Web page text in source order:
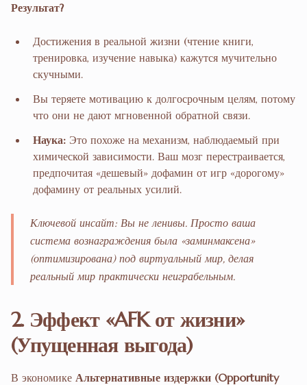
Результат?
Достижения в реальной жизни (чтение книги,
тренировка, изучение навыка) кажутся мучительно
скучными.
Вы теряете мотивацию к долгосрочным целям, потому
что они не дают мгновенной обратной связи.
Наука: Это похоже на механизм, наблюдаемый при
химической зависимости. Ваш мозг перестраивается,
предпочитая «дешевый» дофамин от игр «дорогому»
дофамину от реальных усилий.
Ключевой инсайт: Вы не ленивы. Просто ваша
система вознаграждения была «заминмаксена»
(оптимизирована) под виртуальный мир, делая
реальный мир практически неиграбельным.
2. Эффект «AFK от жизни»
(Упущенная выгода)
В экономике Альтернативные издержки (Opportunity